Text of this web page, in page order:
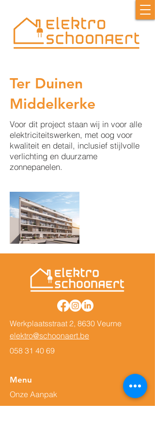
Ter Duinen
Middelkerke
Voor dit project staan wij in voor alle
elektriciteitswerken, met oog voor
kwaliteit en detail, inclusief stijlvolle
verlichting en duurzame
zonnepanelen.
Werkplaatsstraat 2, 8630 Veurne
elektro@schoonaert.be
058 31 40 69
Menu
Onze Aanpak
Over ons